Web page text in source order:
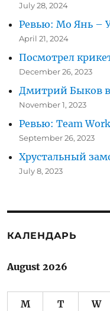
July 28, 2024
Ревью: Мо Янь –
April 21, 2024
Посмотрел
December 26, 2023
Дмитрий Быков в
November 1, 2023
Ревью: Team
September 26, 2023
Хрустальный
July 8, 2023
КАЛЕНДАРЬ
August 2026
M T W